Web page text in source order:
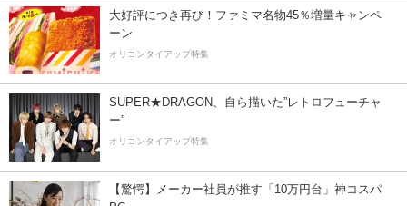
大好評につき再び！ファミマ名物45％増量キャンペ
ーン
オリコンタイアップ特集
SUPER★DRAGON、自ら描いた”レトロフューチャ
ー”
オリコンタイアップ特集
【驚愕】メーカー社員が推す「10万円台」神コスパ